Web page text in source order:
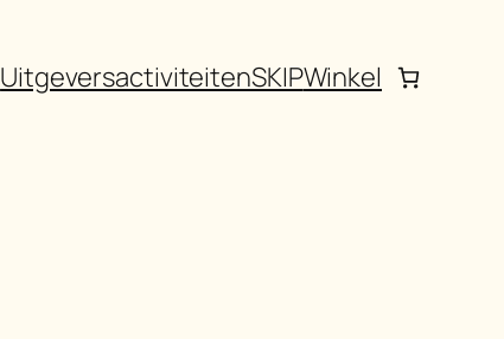
UitgeversactiviteitenSKIPWinkel